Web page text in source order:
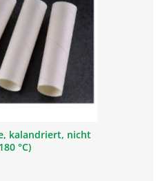
kalandriert, nicht
°C)